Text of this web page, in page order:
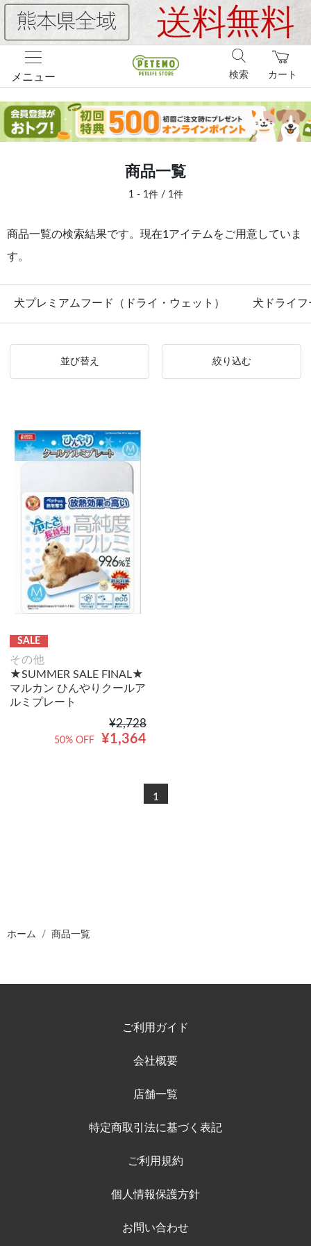
メニュー カート
検索
商品一覧
1 - 1件 / 1件
商品一覧の検索結果です。現在1アイテムをご用意していま
す。
犬プレミアムフード（ドライ・ウェット） 犬ドライフ
並び替え 絞り込む
SALE
その他
★SUMMER SALE FINAL★
マルカン ひんやりクールア
ルミプレート
¥2,728
¥1,364
50% OFF
1
ホーム 商品一覧
ご利用ガイド
会社概要
店舗一覧
特定商取引法に基づく表記
ご利用規約
個人情報保護方針
お問い合わせ